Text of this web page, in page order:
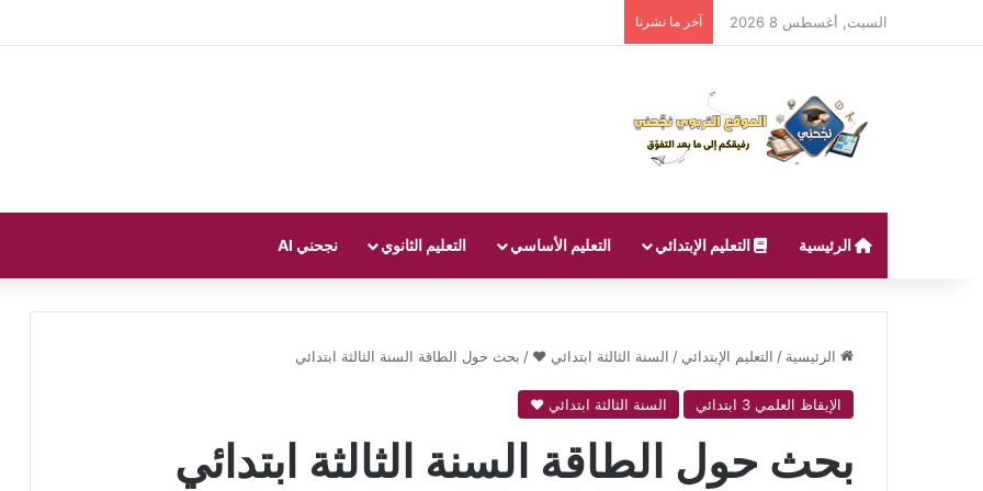
السبت, أغسطس 8 2026 آخر ما نشرنا
الرئيسية التعليم الإبتدائي التعليم الأساسي التعليم الثانوي نجحني AI
الرئيسية / التعليم الإبتدائي / السنة الثالثة ابتدائي ❤ / بحث حول الطاقة السنة الثالثة ابتدائي
الإيقاظ العلمي 3 ابتدائي السنة الثالثة ابتدائي ❤
بحث حول الطاقة السنة الثالثة ابتدائي